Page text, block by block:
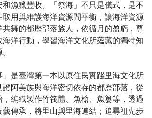
和漁獵豐收。「祭海」不只是儀式，是不
取用與維護海洋資源間平衡，讓海洋資源
共舞的都歷部落族人，依循月的盈虧，尊
海洋行動，學習海洋文化所蘊藏的獨特知
臺灣第一本以原住民實踐里海文化所
證阿美族與海洋密切依存的都歷部落，從
，編織製作竹筏體、魚槍、魚簍等，透過
藝傳承，將里山與里海連結；追尋祖先步